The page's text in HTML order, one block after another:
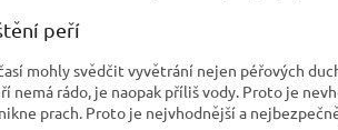
peří
mohly svědčit vyvětrání nejen péřových
nemá rádo, je naopak příliš vody. Proto je
prach. Proto je nejvhodnější a